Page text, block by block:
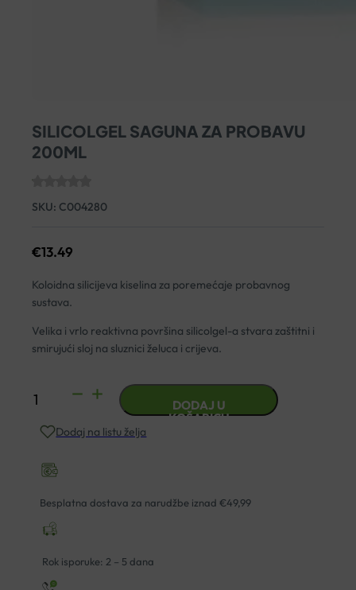
SILICOLGEL SAGUNA ZA PROBAVU
200ML
SKU: C004280
€13.49
Koloidna silicijeva kiselina za poremećaje probavnog
sustava.
Velika i vrlo reaktivna površina silicolgel-a stvara zaštitni i
smirujući sloj na sluznici želuca i crijeva.
SILICOLGEL
ZA
200ML
količina
DODAJ U
KOŠARICU
Dodaj na listu želja
Besplatna dostava za narudžbe iznad €49,99
Rok isporuke: 2 – 5 dana